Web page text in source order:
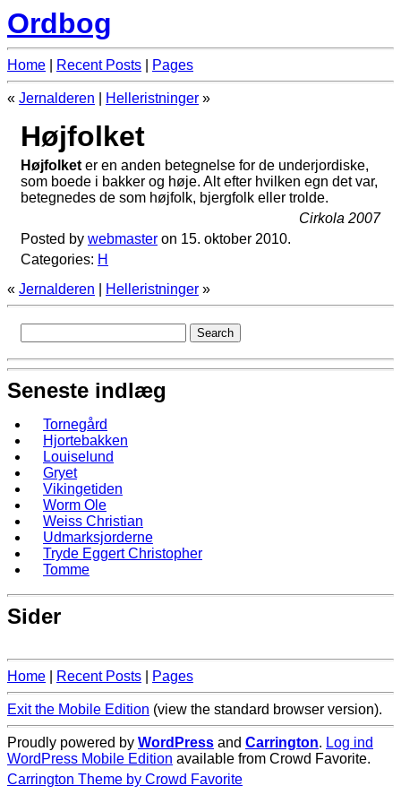
Ordbog
Home Recent Posts Pages
« Jernalderen Helleristninger »
Højfolket
Højfolket er en anden betegnelse for de underjordiske,
som boede i bakker og høje. Alt efter hvilken egn det var,
betegnedes de som højfolk, bjergfolk eller trolde.
Cirkola 2007
Posted by webmaster on 15. oktober 2010.
Categories: H
« Jernalderen Helleristninger »
Seneste indlæg
Tornegård
Hjortebakken
Louiselund
Gryet
Vikingetiden
Worm Ole
Weiss Christian
Udmarksjorderne
Tryde Eggert Christopher
Tomme
Sider
Home Recent Posts Pages
Exit the Mobile Edition (view the standard browser version).
Proudly powered by WordPress and Carrington. Log ind
WordPress Mobile Edition available from Crowd Favorite.
Carrington Theme by Crowd Favorite